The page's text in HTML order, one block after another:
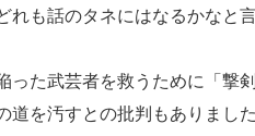
も話のタネにはなるかなと言
た武芸者を救うために「撃
道を汚すとの批判もありまし